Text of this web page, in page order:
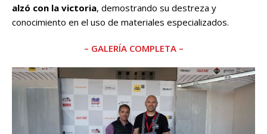
alzó con la victoria, demostrando su destreza y
conocimiento en el uso de materiales especializados.
– GALERÍA COMPLETA –